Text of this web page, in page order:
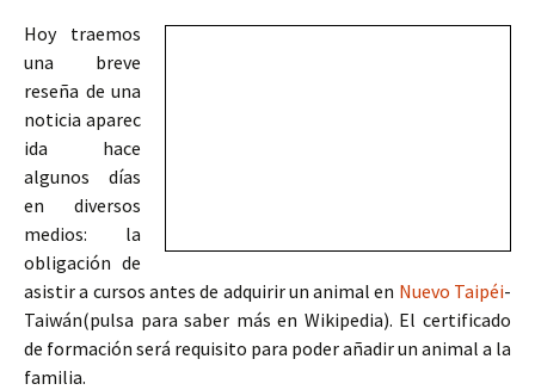
Hoy traemos
una breve
reseña de una
noticia aparec
ida hace
algunos días
en diversos
medios: la
obligación de
asistir a cursos antes de adquirir un animal en Nuevo Taipéi-
Taiwán(pulsa para saber más en Wikipedia). El certificado
de formación será requisito para poder añadir un animal a la
familia.